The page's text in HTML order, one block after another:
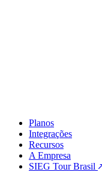
Planos
Integrações
Recursos
A Empresa
SIEG Tour Brasil